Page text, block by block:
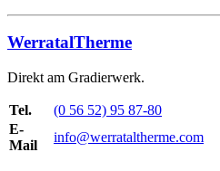
WerratalTherme
Direkt am Gradierwerk.
Tel.
(0 56 52) 95 87-80
E-
Mail
info@werrataltherme.com